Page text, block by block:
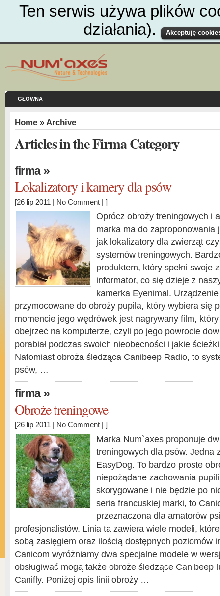
Ten serwis używa plików
działania).
Akceptuję
GŁÓWNA
Home » Archive
Articles in the Firma Category
firma»
Lokalizatory i kamery dla psów
[26 lip 2011 | No Comment | ]
Oprócz obroży treningowych i
marka ma do zaproponowania
jak lokalizatory dla zwierząt
systemów treningowych.
produktem, który spełni swoje
informator, co się dzieje z
kamerka Eyenimal.
przymocowane do obroży pupila, który wybiera się
momencie jego wędrówek jest nagrywany film,
obejrzeć na komputerze, czyli po jego powrocie
porabiał podczas swoich nieobecności i jakie ścieżki
Natomiast obroża śledząca Canibeep Radio, to
psów, …
firma»
Obroże treningowe
[26 lip 2011 | No Comment | ]
Marka Num`axes proponuje
treningowych dla psów. Jedna
EasyDog. To bardzo proste
niepożądane zachowania
skorygowane i nie będzie po
seria francuskiej marki, to
przeznaczona dla amatorów
profesjonalistów. Linia ta zawiera wiele modeli,
sobą zasięgiem oraz ilością dostępnych poziomów
Canicom wyróżniamy dwa specjalne modele w
obsługiwać mogą także obroże śledzące Canibeep
Canifly. Poniżej opis linii obroży …